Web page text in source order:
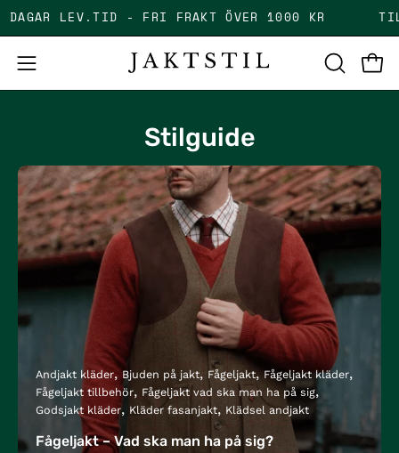
Skip
to
content
DAGAR LEV.TID - FRI FRAKT ÖVER 1000 KR
Open
navigation
OPEN
SEARCH
Stilguide
Andjakt kläder Bjuden på jakt Fågeljakt
Fågeljakt kläder
Fågeljakt tillbehör
Fågeljakt vad ska man ha på sig
Godsjakt kläder
Kläder fasanjakt Klädsel andjakt
Fågeljakt – Vad ska man ha på sig?